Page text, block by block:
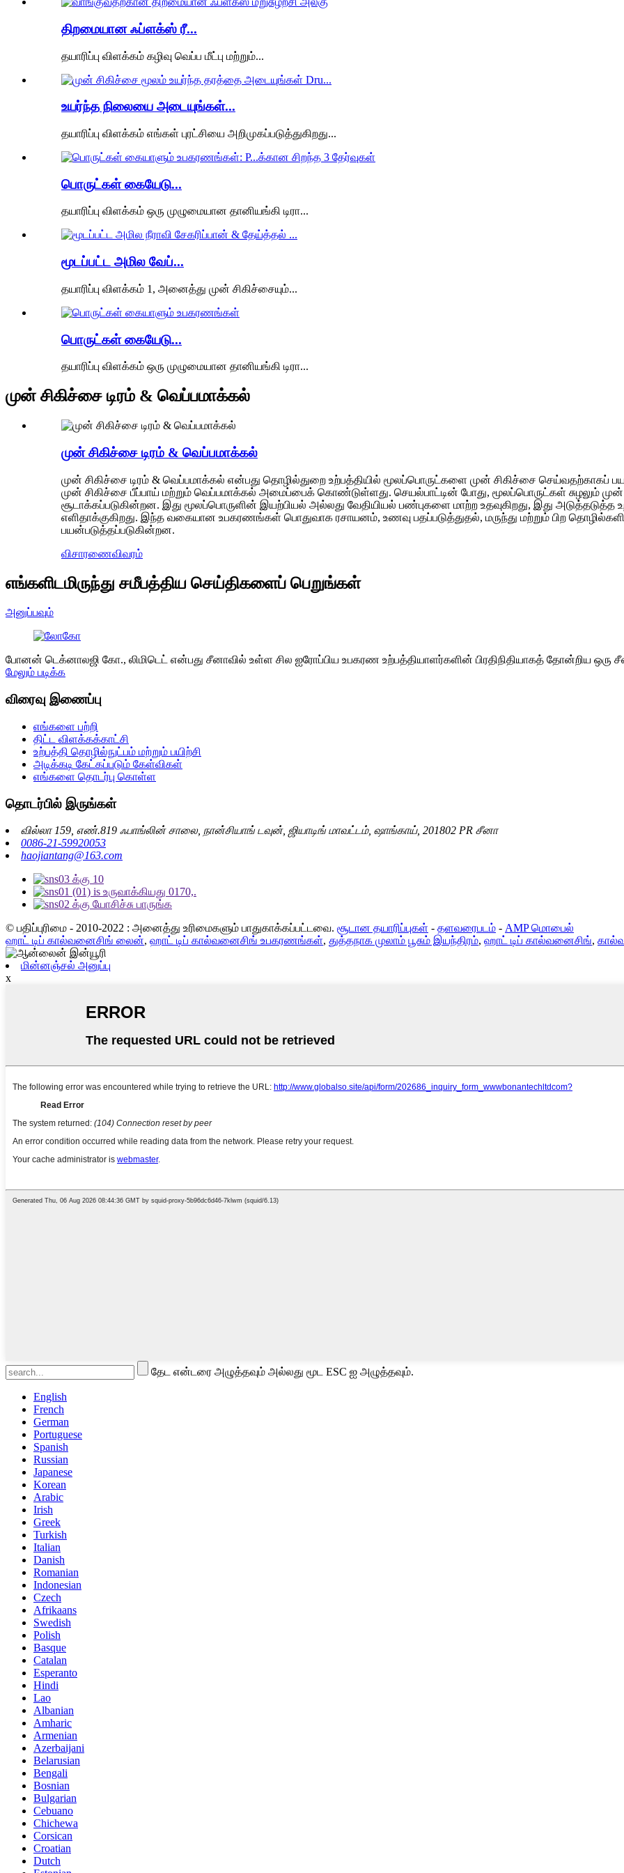
திறமையான ஃப்ளக்ஸ் ரீ...
தயாரிப்பு விளக்கம் கழிவு வெப்ப மீட்பு மற்றும்...
உயர்ந்த நிலையை அடையுங்கள்...
தயாரிப்பு விளக்கம் எங்கள் புரட்சியை அறிமுகப்படுத்துகிறது...
பொருட்கள் கையேடு...
தயாரிப்பு விளக்கம் ஒரு முழுமையான தானியங்கி டிரா...
மூடப்பட்ட அமில வேப்...
தயாரிப்பு விளக்கம் 1, அனைத்து முன் சிகிச்சையும்...
பொருட்கள் கையேடு...
தயாரிப்பு விளக்கம் ஒரு முழுமையான தானியங்கி டிரா...
முன் சிகிச்சை டிரம் & வெப்பமாக்கல்
முன் சிகிச்சை டிரம் & வெப்பமாக்கல்
முன் சிகிச்சை டிரம் & வெப்பமாக்கல் என்பது தொழில்துறை உற்பத்தியில் மூலப்பொருட்களை முன் சிகிச்சை செய்வதற்காகப்
முன் சிகிச்சை பீப்பாய் மற்றும் வெப்பமாக்கல் அமைப்பைக் கொண்டுள்ளது. செயல்பாட்டின் போது, ​​மூலப்பொருட்கள் சுழலும்
சூடாக்கப்படுகின்றன. இது மூலப்பொருளின் இயற்பியல் அல்லது வேதியியல் பண்புகளை மாற்ற உதவுகிறது, இது
எளிதாக்குகிறது. இந்த வகையான உபகரணங்கள் பொதுவாக ரசாயனம், உணவு பதப்படுத்துதல், மருந்து மற்றும் பிற
பயன்படுத்தப்படுகின்றன.
விசாரணைவிவரம்
எங்களிடமிருந்து சமீபத்திய செய்திகளைப் பெறுங்கள்
அனுப்பவும்
போனன் டெக்னாலஜி கோ., லிமிடெட் என்பது சீனாவில் உள்ள சில ஐரோப்பிய உபகரண உற்பத்தியாளர்களின் பிரதிநிதியாகத் தோன்றிய ஒரு
மேலும் படிக்க
விரைவு இணைப்பு
எங்களை பற்றி
திட்ட விளக்கக்காட்சி
உற்பத்தி தொழில்நுட்பம் மற்றும் பயிற்சி
அடிக்கடி கேட்கப்படும் கேள்விகள்
எங்களை தொடர்பு கொள்ள
தொடர்பில் இருங்கள்
வில்லா 159, எண்.819 ஃபாங்லின் சாலை, நான்சியாங் டவுன், ஜியாடிங் மாவட்டம், ஷாங்காய், 201802 PR சீனா
0086-21-59920053
haojiantang@163.com
© பதிப்புரிமை - 2010-2022 : அனைத்து உரிமைகளும் பாதுகாக்கப்பட்டவை. சூடான தயாரிப்புகள் - தளவரைபடம் - AMP மொபைல்
ஹாட் டிப் கால்வனைசிங் லைன், ஹாட் டிப் கால்வனைசிங் உபகரணங்கள், துத்தநாக முலாம் பூசும் இயந்திரம், ஹாட் டிப் கால்வனைசிங்,
மின்னஞ்சல் அனுப்பு
x
தேட என்டரை அழுத்தவும் அல்லது மூட ESC ஐ அழுத்தவும்.
English
French
German
Portuguese
Spanish
Russian
Japanese
Korean
Arabic
Irish
Greek
Turkish
Italian
Danish
Romanian
Indonesian
Czech
Afrikaans
Swedish
Polish
Basque
Catalan
Esperanto
Hindi
Lao
Albanian
Amharic
Armenian
Azerbaijani
Belarusian
Bengali
Bosnian
Bulgarian
Cebuano
Chichewa
Corsican
Croatian
Dutch